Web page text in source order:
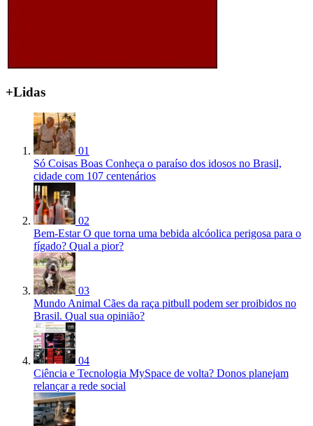
+Lidas
01
Só Coisas Boas Conheça o paraíso dos idosos no Brasil,
cidade com 107 centenários
02
Bem-Estar O que torna uma bebida alcóolica perigosa para o
fígado? Qual a pior?
03
Mundo Animal Cães da raça pitbull podem ser proibidos no
Brasil. Qual sua opinião?
04
Ciência e Tecnologia MySpace de volta? Donos planejam
relançar a rede social